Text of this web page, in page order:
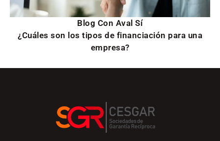
Blog Con Aval Sí
¿Cuáles son los tipos de financiación para una
empresa?